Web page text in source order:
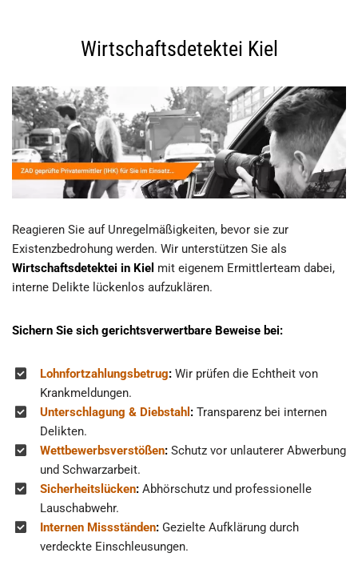
Wirtschaftsdetektei Kiel
Reagieren Sie auf Unregelmäßigkeiten, bevor sie zur
Existenzbedrohung werden. Wir unterstützen Sie als
Wirtschaftsdetektei in Kiel mit eigenem Ermittlerteam dabei,
interne Delikte lückenlos aufzuklären.
Sichern Sie sich gerichtsverwertbare Beweise bei:
Lohnfortzahlungsbetrug: Wir prüfen die Echtheit von
Krankmeldungen.
Unterschlagung & Diebstahl : Transparenz bei internen
Delikten.
Wettbewerbsverstößen: Schutz vor unlauterer Abwerbung
und Schwarzarbeit.
Sicherheitslücken: Abhörschutz und professionelle
Lauschabwehr.
Internen Missständen: Gezielte Aufklärung durch
verdeckte Einschleusungen.